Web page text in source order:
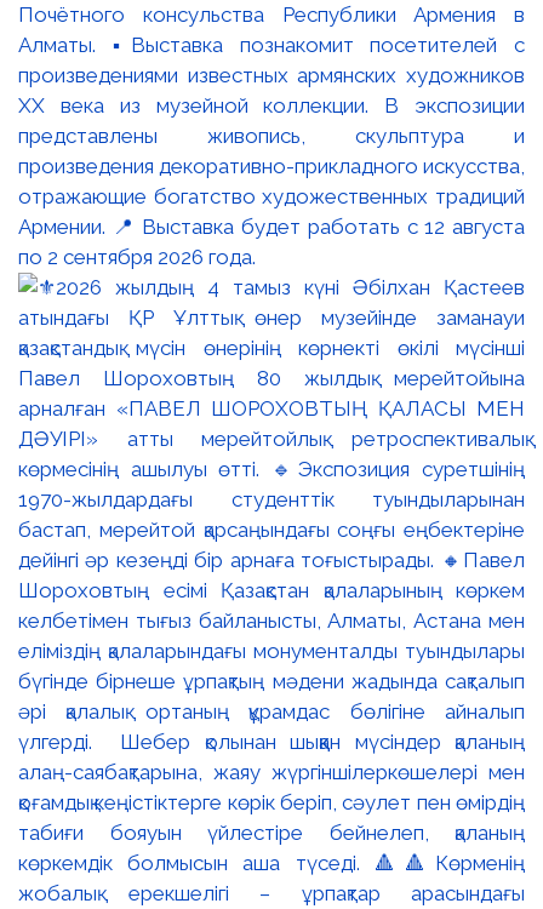
Почётного консульства Республики Армения в
Алматы. ▪️Выставка познакомит посетителей с
произведениями известных армянских художников
XX века из музейной коллекции. В экспозиции
представлены живопись, скульптура и
произведения декоративно-прикладного искусства,
отражающие богатство художественных традиций
Армении. 📍 Выставка будет работать с 12 августа
по 2 сентября 2026 года.